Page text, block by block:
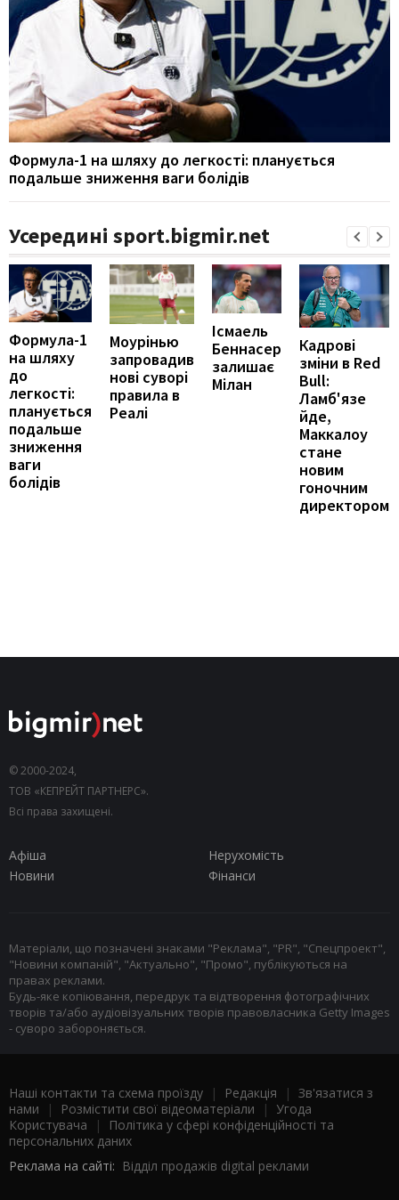
Формула-1 на шляху до легкості: планується
подальше зниження ваги болідів
Усередині sport.bigmir.net
Формула-1
на шляху
до
легкості:
планується
подальше
зниження
ваги
болідів
Моурінью
запровадив
нові суворі
правила в
Реалі
Ісмаель
Беннасер
залишає
Мілан
Кадрові
зміни в Red
Bull:
Ламб'язе
йде,
Маккалоу
стане
новим
гоночним
директором
© 2000-2024,
ТОВ «КЕПРЕЙТ ПАРТНЕРС».
Всі права захищені.
Афіша
Нерухомість
Новини
Фінанси
Матеріали, що позначені знаками "Реклама", "PR", "Спецпроект",
"Новини компаній", "Актуально", "Промо", публікуються на
правах реклами.
Будь-яке копіювання, передрук та відтворення фотографічних
творів та/або аудіовізуальних творів правовласника Getty Images
- суворо забороняється.
Наші контакти та схема проїзду | Редакція | Зв'язатися з
нами | Розмістити свої відеоматеріали | Угода
Користувача |
Політика у сфері конфіденційності та
персональних даних
Реклама на сайті: Відділ продажів digital реклами